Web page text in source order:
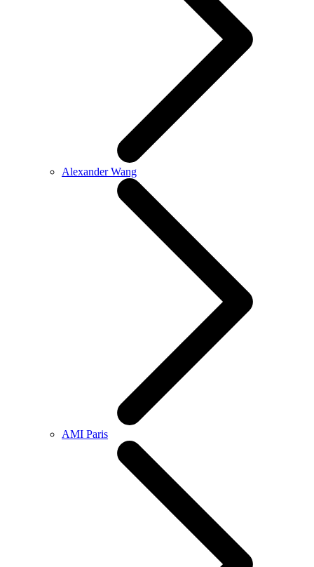
Alexander Wang
AMI Paris